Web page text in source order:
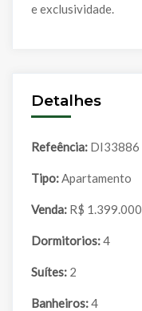
e exclusividade.
Detalhes
Refeência: DI33886
Tipo: Apartamento
Venda: R$
Dormitorios: 4
Suítes: 2
Banheiros: 4